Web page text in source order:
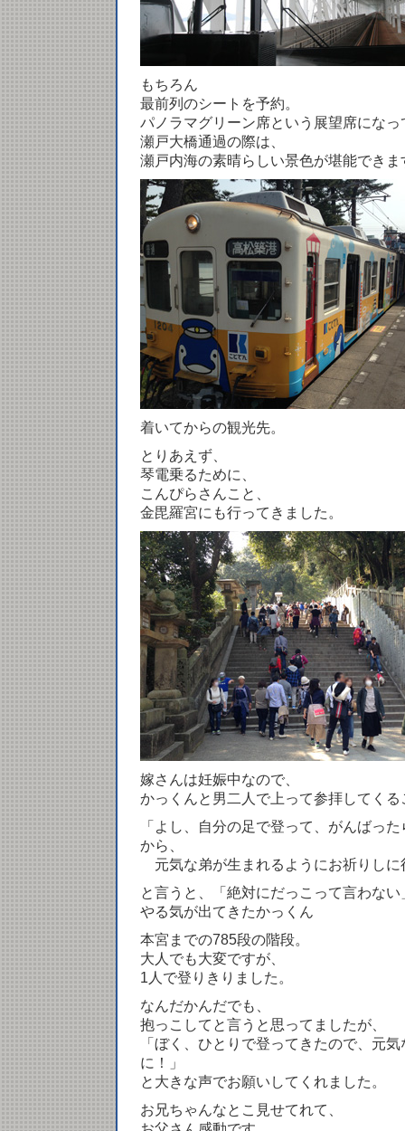
もちろん
最前列のシートを予約。
パノラマグリーン席という展望席になっ
瀬戸大橋通過の際は、
瀬戸内海の素晴らしい景色が堪能できま
着いてからの観光先。
とりあえず、
琴電乗るために、
こんぴらさんこと、
金毘羅宮にも行ってきました。
嫁さんは妊娠中なので、
かっくんと男二人で上って参拝してくる
「よし、自分の足で登って、がんばっ
から、
元気な弟が生まれるようにお祈りしに
と言うと、「絶対にだっこって言わない
やる気が出てきたかっくん
本宮までの785段の階段。
大人でも大変ですが、
1人で登りきりました。
なんだかんだでも、
抱っこしてと言うと思ってましたが、
「ぼく、ひとりで登ってきたので、元
に！」
と大きな声でお願いしてくれました。
お兄ちゃんなとこ見せてれて、